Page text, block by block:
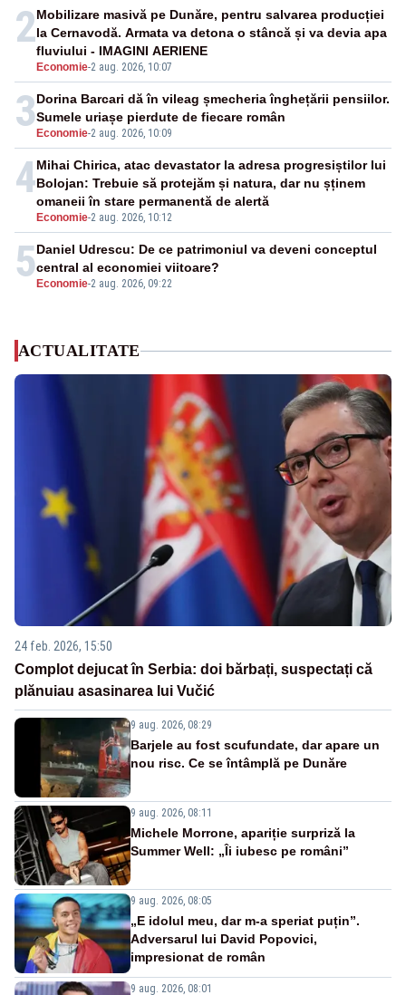
2
Economie-2 aug. 2026, 10:07
Mobilizare masivă pe Dunăre, pentru salvarea producției
la Cernavodă. Armata va detona o stâncă și va devia apa
fluviului - IMAGINI AERIENE
3 Economie-2 aug. 2026, 10:09
Dorina Barcari dă în vileag șmecheria înghețării pensiilor.
Sumele uriașe pierdute de fiecare român
4
Economie-2 aug. 2026, 10:12
Mihai Chirica, atac devastator la adresa progresiștilor lui
Bolojan: Trebuie să protejăm și natura, dar nu șținem
omaneii în stare permanentă de alertă
5 Economie-2 aug. 2026, 09:22
Daniel Udrescu: De ce patrimoniul va deveni conceptul
central al economiei viitoare?
ACTUALITATE
24 feb. 2026, 15:50
Complot dejucat în Serbia: doi bărbați, suspectați că
plănuiau asasinarea lui Vučić
9 aug. 2026, 08:29
Barjele au fost scufundate, dar apare un
nou risc. Ce se întâmplă pe Dunăre
9 aug. 2026, 08:11
Michele Morrone, apariție surpriză la
Summer Well: „Îi iubesc pe români”
9 aug. 2026, 08:05
„E idolul meu, dar m-a speriat puțin”.
Adversarul lui David Popovici,
impresionat de român
9 aug. 2026, 08:01